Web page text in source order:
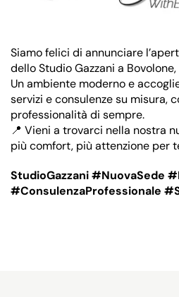
Siamo felici di annunciare
dello Studio Gazzani a
Un ambiente moderno e
servizi e consulenze su misura,
professionalità di sempre.
📍 Vieni a trovarci nella nostra
più comfort, più attenzione per
StudioGazzani #NuovaSede
#ConsulenzaProfessionale